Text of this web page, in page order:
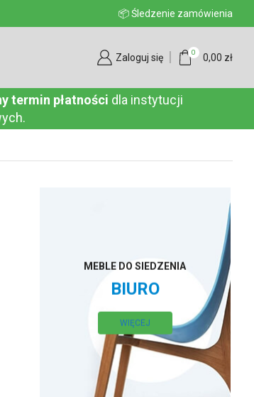
📦 Śledzenie zamówienia
Zaloguj się 0 0,00 zł
termin płatności dla instytucji
MEBLE DO SIEDZENIA
BIURO
WIĘCEJ